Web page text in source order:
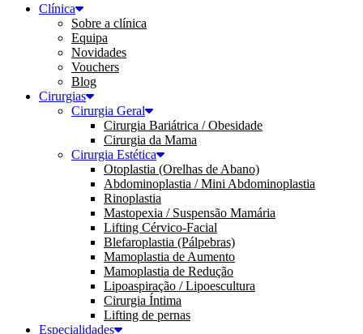
Clínica
Sobre a clínica
Equipa
Novidades
Vouchers
Blog
Cirurgias
Cirurgia Geral
Cirurgia Bariátrica / Obesidade
Cirurgia da Mama
Cirurgia Estética
Otoplastia (Orelhas de Abano)
Abdominoplastia / Mini Abdominoplastia
Rinoplastia
Mastopexia / Suspensão Mamária
Lifting Cérvico-Facial
Blefaroplastia (Pálpebras)
Mamoplastia de Aumento
Mamoplastia de Redução
Lipoaspiração / Lipoescultura
Cirurgia Íntima
Lifting de pernas
Especialidades